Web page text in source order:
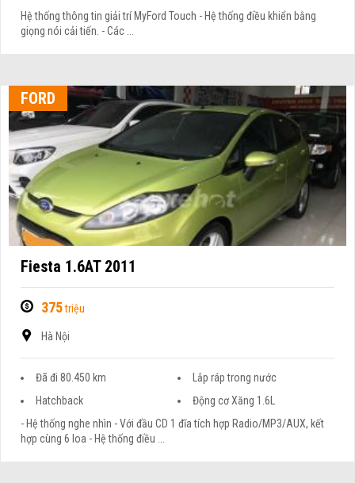
Hệ thống thông tin giải trí MyFord Touch - Hệ thống điều khiển bằng
giọng nói cải tiến. - Các ...
FORD
Fiesta 1.6AT 2011
375triệu
Hà Nội
Đã đi 80.450 km
Lắp ráp trong nước
Hatchback
Động cơ Xăng 1.6L
- Hệ thống nghe nhìn - Với đầu CD 1 đĩa tích hợp Radio/MP3/AUX, kết
hợp cùng 6 loa - Hệ thống điều ...